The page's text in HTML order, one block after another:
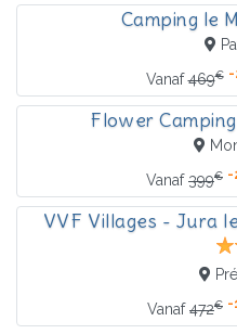
Camping le
Vanaf469€ -
Flower
Vanaf399€ -
VVF Villages - Jura
Vanaf472€ -